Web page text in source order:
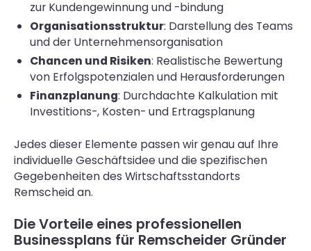
zur Kundengewinnung und -bindung
Organisationsstruktur: Darstellung des Teams
und der Unternehmensorganisation
Chancen und Risiken: Realistische Bewertung
von Erfolgspotenzialen und Herausforderungen
Finanzplanung: Durchdachte Kalkulation mit
Investitions-, Kosten- und Ertragsplanung
Jedes dieser Elemente passen wir genau auf Ihre
individuelle Geschäftsidee und die spezifischen
Gegebenheiten des Wirtschaftsstandorts
Remscheid an.
Die Vorteile eines professionellen
Businessplans für Remscheider Gründer